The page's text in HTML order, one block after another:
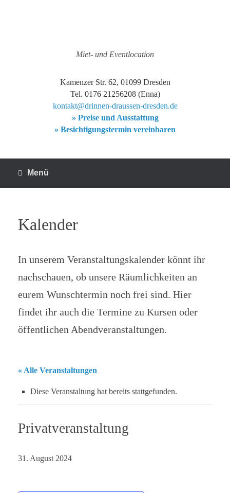
Miet- und Eventlocation
Kamenzer Str. 62, 01099 Dresden
Tel. 0176 21256208 (Enna)
kontakt@drinnen-draussen-dresden.de
» Preise und Ausstattung
» Besichtigungstermin vereinbaren
Menü
Kalender
In unserem Veranstaltungskalender könnt ihr
nachschauen, ob unsere Räumlichkeiten an
eurem Wunschtermin noch frei sind. Hier
findet ihr auch die Termine zu Kursen oder
öffentlichen Abendveranstaltungen.
« Alle Veranstaltungen
Diese Veranstaltung hat bereits stattgefunden.
Privatveranstaltung
31. August 2024